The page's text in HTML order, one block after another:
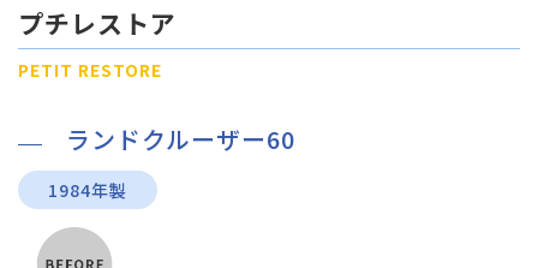
プチレストア
PETIT RESTORE
ランドクルーザー60
1984年製